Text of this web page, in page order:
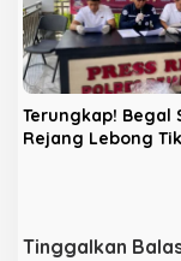
Terungkap! Begal
Rejang Lebong
Tinggalkan